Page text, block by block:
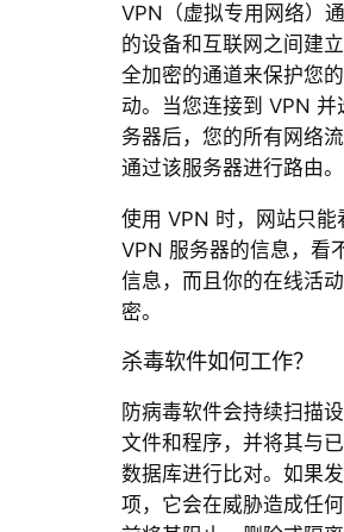
VPN（虚拟专用网络）
的设备和互联网之间建
全加密的通道来保护您
动。当您连接到 VPN 并
务器后，您的所有网络
通过该服务器进行路由。
使用 VPN 时，网站只能
VPN 服务器的信息，看
信息，而且你的在线活
密。
杀毒软件如何工作？
防病毒软件会持续扫描
文件和程序，并将其与
数据库进行比对。如果
项，它会在威胁造成任